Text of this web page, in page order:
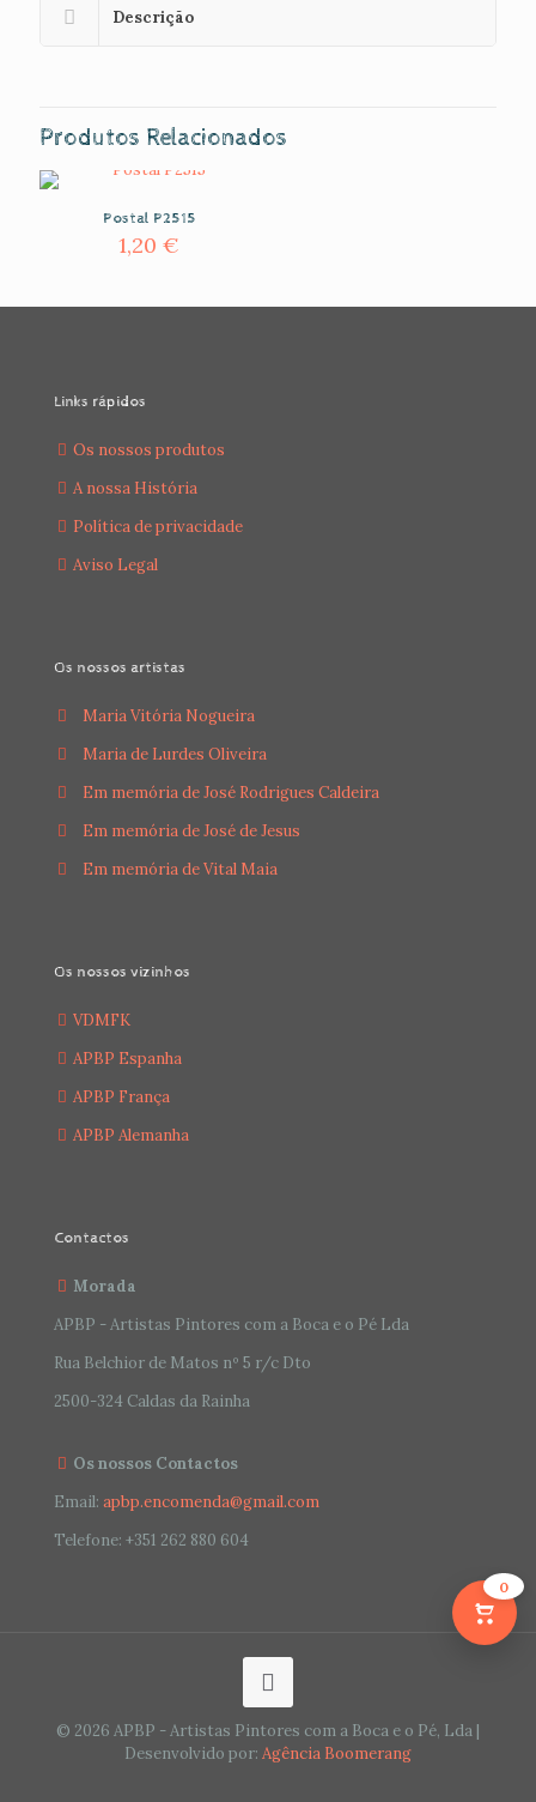
Descrição
Produtos Relacionados
Postal P2515
1,20€
Links rápidos
Os nossos produtos
A nossa História
Política de privacidade
Aviso Legal
Os nossos artistas
Maria Vitória Nogueira
Maria de Lurdes Oliveira
Em memória de José Rodrigues Caldeira
Em memória de José de Jesus
Em memória de Vital Maia
Os nossos vizinhos
VDMFK
APBP Espanha
APBP França
APBP Alemanha
Contactos
Morada
APBP - Artistas Pintores com a Boca e o Pé Lda
Rua Belchior de Matos nº 5 r/c Dto
2500-324 Caldas da Rainha
Os nossos Contactos
Email: apbp.encomenda@gmail.com
Telefone: +351 262 880 604
© 2026 APBP - Artistas Pintores com a Boca e o Pé, Lda |
Desenvolvido por: Agência Boomerang
0